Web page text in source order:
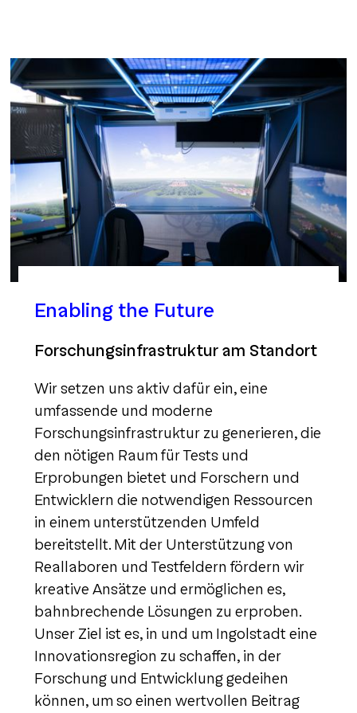
Enabling the Future
Forschungsinfrastruktur am Standort
Wir setzen uns aktiv dafür ein, eine
umfassende und moderne
Forschungsinfrastruktur zu generieren, die
den nötigen Raum für Tests und
Erprobungen bietet und Forschern und
Entwicklern die notwendigen Ressourcen
in einem unterstützenden Umfeld
bereitstellt. Mit der Unterstützung von
Reallaboren und Testfeldern fördern wir
kreative Ansätze und ermöglichen es,
bahnbrechende Lösungen zu erproben.
Unser Ziel ist es, in und um Ingolstadt eine
Innovationsregion zu schaffen, in der
Forschung und Entwicklung gedeihen
können, um so einen wertvollen Beitrag